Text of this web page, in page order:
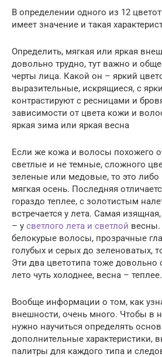
В определении одного из 12
имеет значение и такая
Определить, мягкая или яркая
довольно трудно, тут важно и
черты лица. Какой он – яркий
выразительные, искрящиеся, с
контрастируют с ресницами и
зависимости от цвета кожи и
яркая зима или яркая весна
Если же кожа и волосы похожего
светлые и не темные, сложного
зеленые или медовые, то это либо
мягкая осень. Последняя
гораздо теплее, с золотистым
встречается у лета. Самая
– у светлого лета и светлой
белокурые волосы, прозрачные
голубых и серых до зеленоватых,
Эти два цветотипа тоже довольно
лето чуть холоднее, весна – теплее.
Вообще информации о том, как
внешности, очень много. Чтобы в
нужно научиться определять
дополнительные характеристики,
палитры для каждого типа и